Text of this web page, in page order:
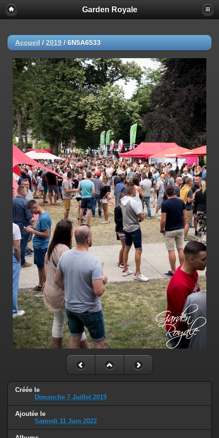
Garden Royale
Accueil / 2019 / 6N5A6533
Créée le
Dimanche 7 Juillet 2019
Ajoutée le
Samedi 11 Juin 2022